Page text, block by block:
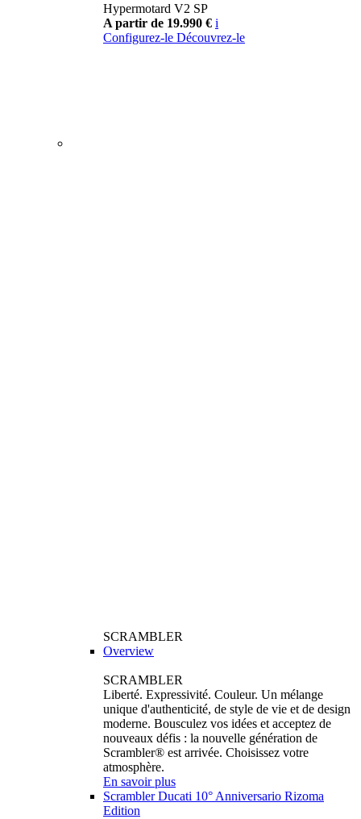
Hypermotard V2 SP
A partir de 19.990 € i
Configurez-le Découvrez-le
SCRAMBLER
Overview
SCRAMBLER
Liberté. Expressivité. Couleur. Un mélange
unique d'authenticité, de style de vie et de design
moderne. Bousculez vos idées et acceptez de
nouveaux défis : la nouvelle génération de
Scrambler® est arrivée. Choisissez votre
atmosphère.
En savoir plus
Scrambler Ducati 10° Anniversario Rizoma
Edition